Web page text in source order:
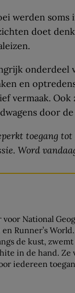
werden soms
doet
onderdeel
en
vermaak.
door
toegang tot
Word
voor National
en Runner’s
de kust,
in de hand.
iedereen